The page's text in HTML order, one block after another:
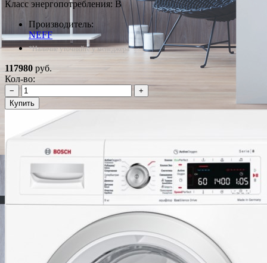
Класс энергопотребления: B
Производитель:
NEFF
*Наличие уточняйте у менеджера
117980 руб.
Кол-во:
−
+
Купить